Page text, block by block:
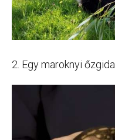
2. Egy maroknyi őzgida